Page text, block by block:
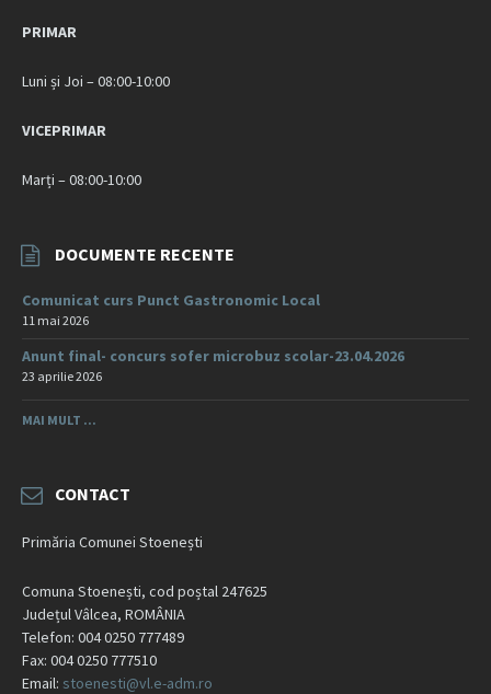
PRIMAR
Luni și Joi – 08:00-10:00
VICEPRIMAR
Marți – 08:00-10:00
DOCUMENTE RECENTE
Comunicat curs Punct Gastronomic Local
11 mai 2026
Anunt final- concurs sofer microbuz scolar-23.04.2026
23 aprilie 2026
MAI MULT ...
CONTACT
Primăria Comunei Stoenești
Comuna Stoenești, cod poștal 247625
Județul Vâlcea, ROMÂNIA
Telefon: 004 0250 777489
Fax: 004 0250 777510
Email: stoenesti@vl.e-adm.ro